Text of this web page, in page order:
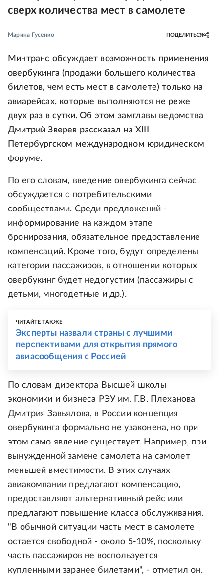
сверх количества мест в самолете
Марина Гусенко ПОДЕЛИТЬСЯ
Минтранс обсуждает возможность применения
овербукинга (продажи большего количества
билетов, чем есть мест в самолете) только на
авиарейсах, которые выполняются не реже
двух раз в сутки. Об этом замглавы ведомства
Дмитрий Зверев рассказал на XIII
Петербургском международном юридическом
форуме.
По его словам, введение овербукинга сейчас
обсуждается с потребительскими
сообществами. Среди предложений -
информирование на каждом этапе
бронирования, обязательное предоставление
компенсаций. Кроме того, будут определены
категории пассажиров, в отношении которых
овербукинг будет недопустим (пассажиры с
детьми, многодетные и др.).
ЧИТАЙТЕ ТАКЖЕ
Эксперты назвали страны с лучшими
перспективами для открытия прямого
авиасообщения с Россией
По словам директора Высшей школы
экономики и бизнеса РЭУ им. Г.В. Плеханова
Дмитрия Завьялова, в России концепция
овербукинга формально не узаконена, но при
этом само явление существует. Например, при
вынужденной замене самолета на самолет
меньшей вместимости. В этих случаях
авиакомпании предлагают компенсацию,
предоставляют альтернативный рейс или
предлагают повышение класса обслуживания.
"В обычной ситуации часть мест в самолете
остается свободной - около 5-10%, поскольку
часть пассажиров не воспользуется
купленными заранее билетами", - отметил он.